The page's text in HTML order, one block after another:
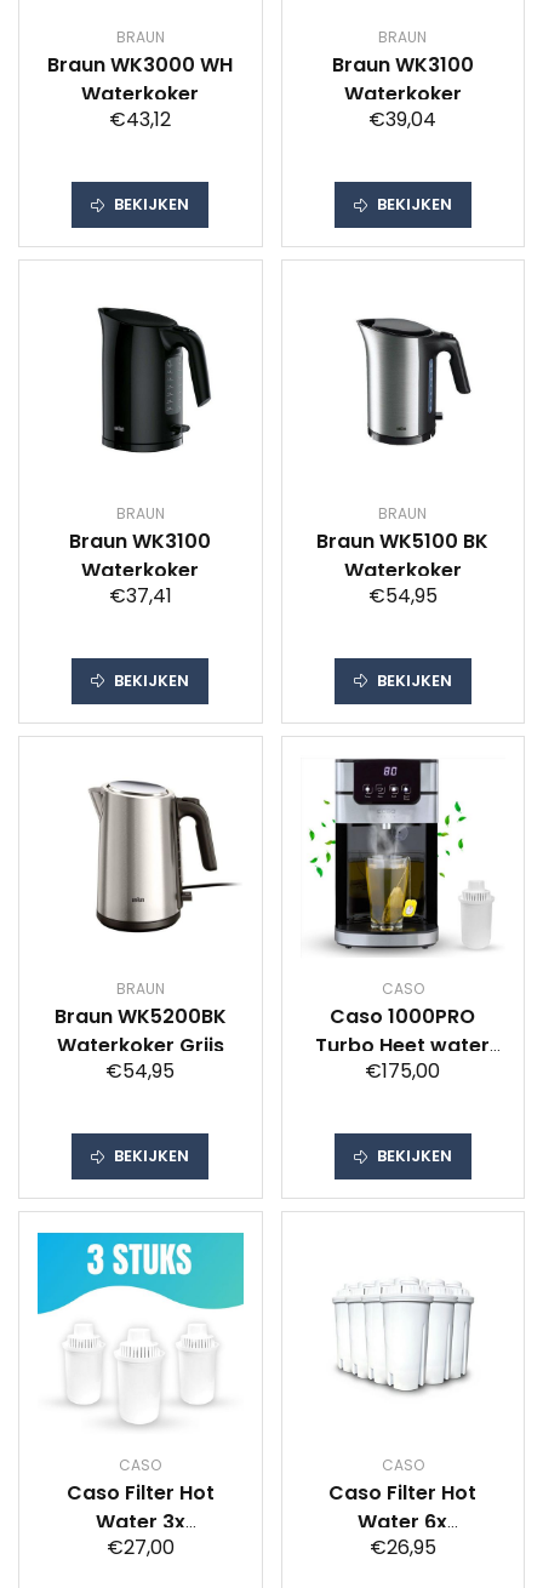
BRAUN
Braun WK3000 WH
Waterkoker
€43,12
BEKIJKEN
BRAUN
Braun WK3100
Waterkoker
€39,04
BEKIJKEN
BRAUN
Braun WK3100
Waterkoker
€37,41
BEKIJKEN
BRAUN
Braun WK5100 BK
Waterkoker
€54,95
BEKIJKEN
BRAUN
Braun WK5200BK
Waterkoker Grijs
€54,95
BEKIJKEN
CASO
Caso 1000PRO
Turbo Heet water
Dispenser
€175,00
BEKIJKEN
CASO
Caso Filter Hot
Water 3x
Kookaccessoires
€27,00
CASO
Caso Filter Hot
Water 6x
Kookaccessoires
€26,95